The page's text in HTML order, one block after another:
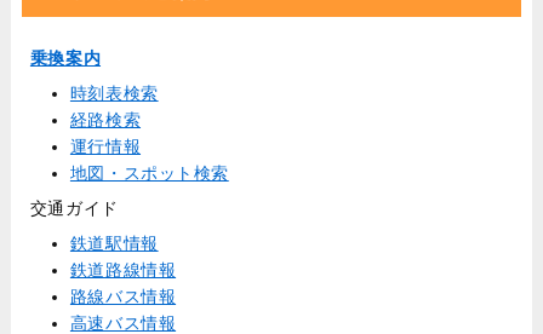
乗換案内
時刻表検索
経路検索
運行情報
地図・スポット検索
交通ガイド
鉄道駅情報
鉄道路線情報
路線バス情報
高速バス情報